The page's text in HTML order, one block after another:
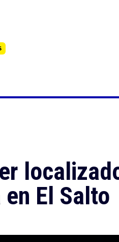
El Salto